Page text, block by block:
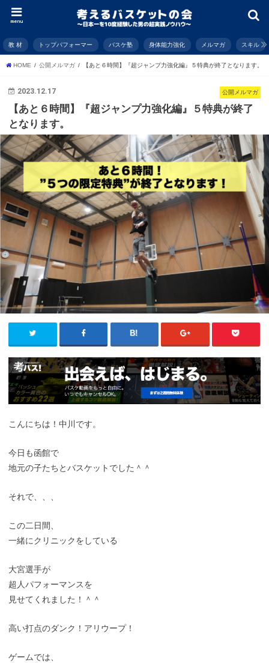
menu
教 材 トップパフォーマー バスケ塾 身体能力強化 メルマガ スキル
HOME 公開メルマガ 【あと６時間】『超ジャンプ力強化編』５特典が終了となります。
公開メルマガ
2023.12.17
【あと６時間】『超ジャンプ力強化編』５特典が終了
となります。
こんにちは！中川です。
今日も函館で
地元の子たちとバスケットでした＾＾
それで、、、
この二日間、
一緒にクリニックをしている
大宮選手が
超人パフォーマンスを
見せてくれました！＾＾
高い打点のダンク！アリウープ！
ゲームでは、